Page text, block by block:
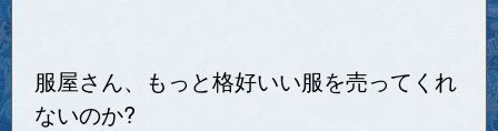
服屋さん、もっと格好いい服を売ってくれ
ないのか?